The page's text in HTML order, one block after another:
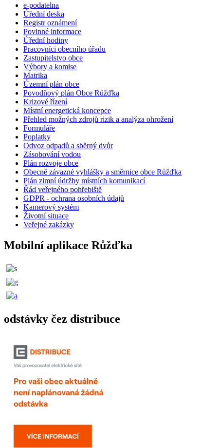
e-podatelna
Úřední deska
Registr oznámení
Povinné informace
Úřední hodiny
Pracovníci obecního úřadu
Zastupitelstvo obce
Výbory a komise
Matrika
Územní plán obce
Povodňový plán Obce Růžďka
Krizové řízení
Místní energetická koncepce
Přehled možných zdrojů rizik a analýza ohrožení
Formuláře
Poplatky
Odvoz odpadů a sběrný dvůr
Zásobování vodou
Plán rozvoje obce
Obecně závazné vyhlášky a směrnice obce Růžďka
Plán zimní údržby místních komunikací
Řád veřejného pohřebiště
GDPR - ochrana osobních údajů
Kamerový systém
Životní situace
Veřejné zakázky
Mobilní aplikace Růžďka
odstávky čez distribuce